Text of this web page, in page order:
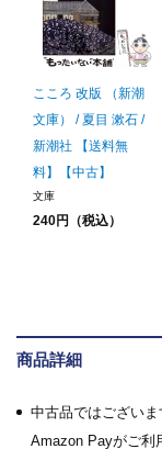
こころ 改版 （新潮
文庫） / 夏目 漱石 /
新潮社 【送料無
料】【中古】
文庫
240円（税込）
商品詳細
中古品ではござい
Amazon Payがご利